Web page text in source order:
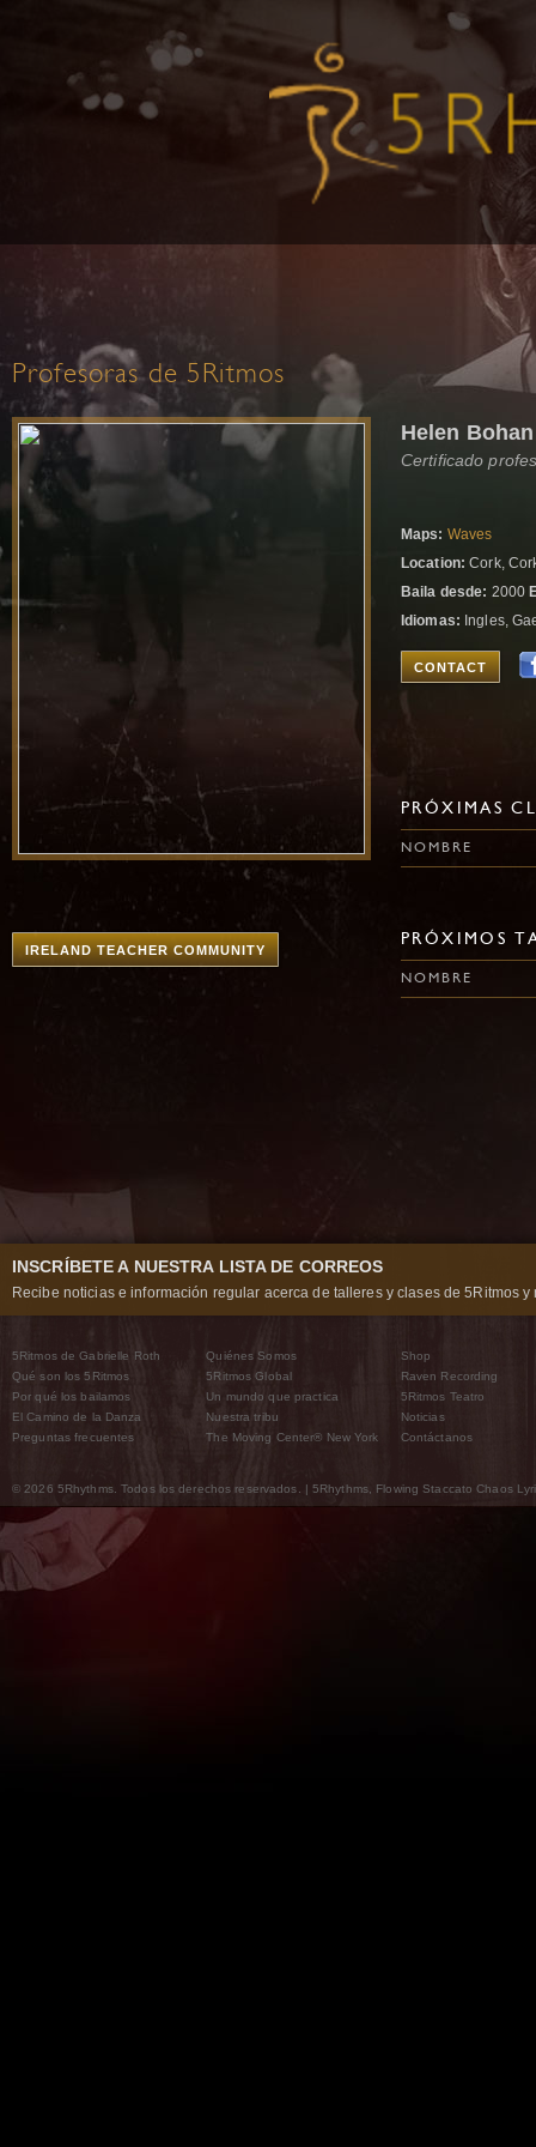
Profesoras de 5Ritmos
IRELAND TEACHER COMMUNITY
Helen Bohan
Certificado
Maps: Waves
Location: Cork,
Baila desde: 2000
Idiomas: Ingles,
CONTACT
PRÓXIMAS
NOMBRE
PRÓXIMOS
NOMBRE
INSCRÍBETE A NUESTRA LISTA DE CORREOS
Recibe noticias e información regular acerca de talleres y clases de 5Ritmos y
5Ritmos de Gabrielle Roth
Qué son los 5Ritmos
Por qué los bailamos
El Camino de la Danza
Preguntas frecuentes
Quiénes Somos
5Ritmos Global
Un mundo que practica
Nuestra tribu
The Moving Center® New York
Shop
Raven Recording
5Ritmos Teatro
Noticias
Contáctanos
© 2026 5Rhythms. Todos los derechos reservados. | 5Rhythms, Flowing Staccato Chaos